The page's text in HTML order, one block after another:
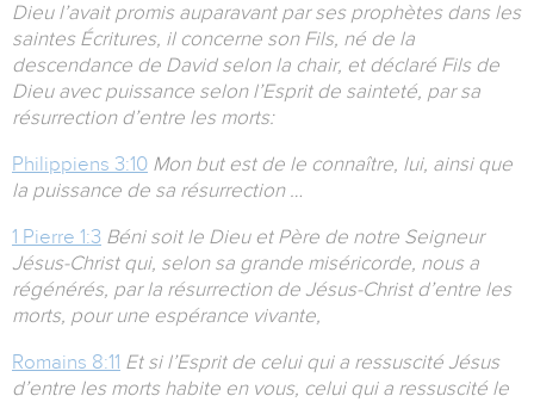
Dieu l’avait promis auparavant par ses prophètes dans les
saintes Écritures, il concerne son Fils, né de la
descendance de David selon la chair, et déclaré Fils de
Dieu avec puissance selon l’Esprit de sainteté, par sa
résurrection d’entre les morts:
Philippiens 3:10 Mon but est de le connaître, lui, ainsi que
la puissance de sa résurrection …
1 Pierre 1:3 Béni soit le Dieu et Père de notre Seigneur
Jésus-Christ qui, selon sa grande miséricorde, nous a
régénérés, par la résurrection de Jésus-Christ d’entre les
morts, pour une espérance vivante,
Romains 8:11 Et si l’Esprit de celui qui a ressuscité Jésus
d’entre les morts habite en vous, celui qui a ressuscité le